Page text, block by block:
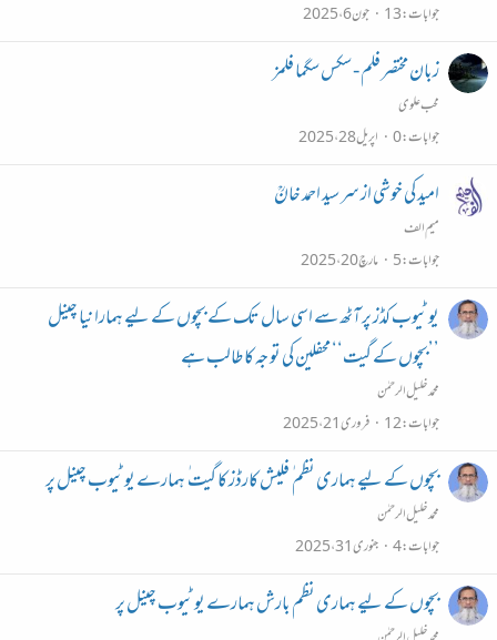
جوابات 13 جون 6، 2025
زبان مختصر فلم - سکس سگما فلمز
محب علوی
جوابات 0 اپریل 28، 2025
امید کی خوشی از سر سید احمد خانؒ
میم الف
جوابات 5 مارچ 20، 2025
یو ٹیوب کڈز پر آٹھ سے اسی سال تک کے بچوں کے لیے ہمارا نیا چینل
’’بچوں کے گیت‘‘ محفلین کی تو جہ کا طالب ہے
محمد خلیل الرحمٰن
جوابات 12 فروری 21، 2025
بچوں کے لیے ہماری نظم ٰ فلیش کارڈز کا گیت ٰ ہمارے یو ٹیوب چینل پر
محمد خلیل الرحمٰن
جوابات 4 جنوری 31، 2025
بچوں کے لیے ہماری نظم بارش ہمارے یو ٹیوب چینل پر